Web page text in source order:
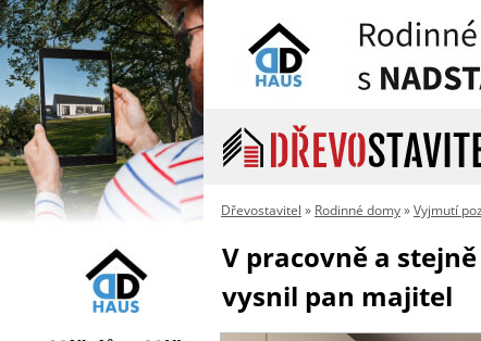
Dřevostavitel » Rodinné domy»Vyjmutí
V pracovně a
vysnil pan majitel